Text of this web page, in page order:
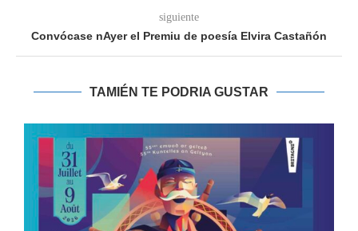
siguiente
Convócase nAyer el Premiu de poesía Elvira Castañón
TAMIÉN TE PODRIA GUSTAR